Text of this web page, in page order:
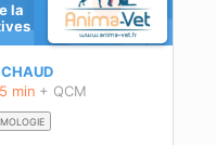
la
min + QCM